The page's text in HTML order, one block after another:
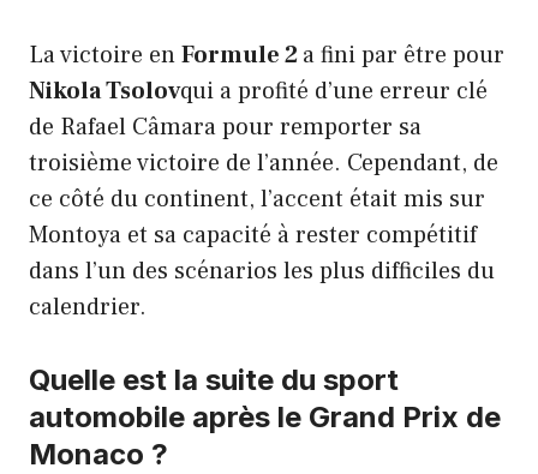
La victoire enFormule 2a fini par être pour
Nikola Tsolovqui a profité d’une erreur clé
de Rafael Câmara pour remporter sa
troisième victoire de l’année. Cependant, de
ce côté du continent, l’accent était mis sur
Montoya et sa capacité à rester compétitif
dans l’un des scénarios les plus difficiles du
calendrier.
Quelle est la suite du sport
automobile après le Grand Prix de
Monaco ?